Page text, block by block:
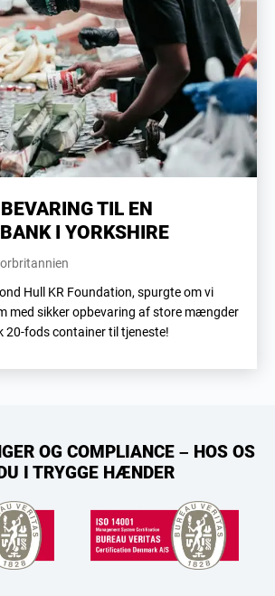
TIL EN
I YORKSHIRE
Hull KR Foundation, spurgte om vi
med sikker opbevaring af store mængder
20-fods container til tjeneste!
OG COMPLIANCE – HOS OS
I TRYGGE HÆNDER